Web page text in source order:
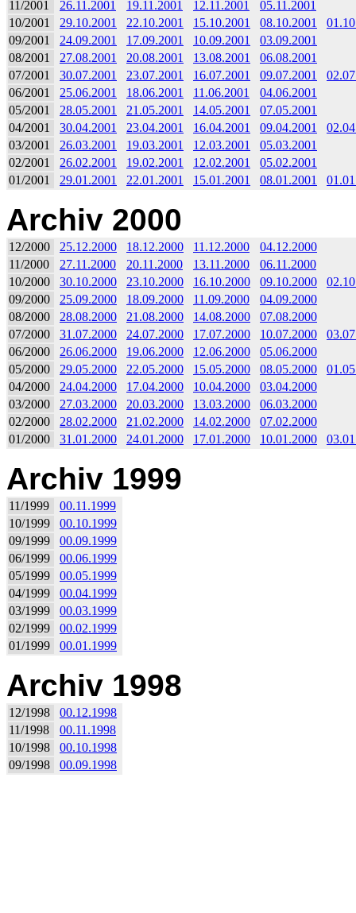
11/2001
26.11.2001 19.11.2001 12.11.2001
05.11.2001
10/2001
29.10.2001 22.10.2001 15.10.2001 08.10.2001
09/2001
24.09.2001 17.09.2001 10.09.2001
03.09.2001
08/2001
27.08.2001 20.08.2001 13.08.2001
06.08.2001
07/2001
30.07.2001 23.07.2001 16.07.2001 09.07.2001
06/2001
25.06.2001 18.06.2001 11.06.2001
04.06.2001
05/2001
28.05.2001 21.05.2001 14.05.2001
07.05.2001
04/2001
30.04.2001 23.04.2001 16.04.2001 09.04.2001
03/2001
26.03.2001 19.03.2001 12.03.2001
05.03.2001
02/2001
26.02.2001 19.02.2001 12.02.2001
05.02.2001
01/2001
29.01.2001 22.01.2001 15.01.2001 08.01.2001
Archiv 2000
12/2000 25.12.2000 18.12.2000 11.12.2000
04.12.2000
11/2000
27.11.2000 20.11.2000 13.11.2000
06.11.2000
10/2000
30.10.2000 23.10.2000 16.10.2000 09.10.2000
09/2000
25.09.2000 18.09.2000 11.09.2000
04.09.2000
08/2000
28.08.2000 21.08.2000 14.08.2000
07.08.2000
07/2000
31.07.2000 24.07.2000 17.07.2000 10.07.2000
06/2000
26.06.2000 19.06.2000 12.06.2000
05.06.2000
05/2000
29.05.2000 22.05.2000 15.05.2000 08.05.2000
04/2000
24.04.2000 17.04.2000 10.04.2000
03.04.2000
03/2000
27.03.2000 20.03.2000 13.03.2000
06.03.2000
02/2000
28.02.2000 21.02.2000 14.02.2000
07.02.2000
01/2000
31.01.2000 24.01.2000 17.01.2000 10.01.2000
Archiv 1999
11/1999
00.11.1999
10/1999
00.10.1999
09/1999
00.09.1999
06/1999
00.06.1999
05/1999
00.05.1999
04/1999
00.04.1999
03/1999
00.03.1999
02/1999
00.02.1999
01/1999
00.01.1999
Archiv 1998
12/1998
00.12.1998
11/1998
00.11.1998
10/1998
00.10.1998
09/1998
00.09.1998